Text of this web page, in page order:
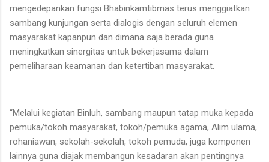
mengedepankan fungsi Bhabinkamtibmas terus menggiatkan
sambang kunjungan serta dialogis dengan seluruh elemen
masyarakat kapanpun dan dimana saja berada guna
meningkatkan sinergitas untuk bekerjasama dalam
pemeliharaan keamanan dan ketertiban masyarakat.
“Melalui kegiatan Binluh, sambang maupun tatap muka kepada
pemuka/tokoh masyarakat, tokoh/pemuka agama, Alim ulama,
rohaniawan, sekolah-sekolah, tokoh pemuda, juga komponen
lainnya guna diajak membangun kesadaran akan pentingnya